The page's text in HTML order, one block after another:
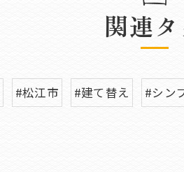
関連
#松江市 #建て替え #シン